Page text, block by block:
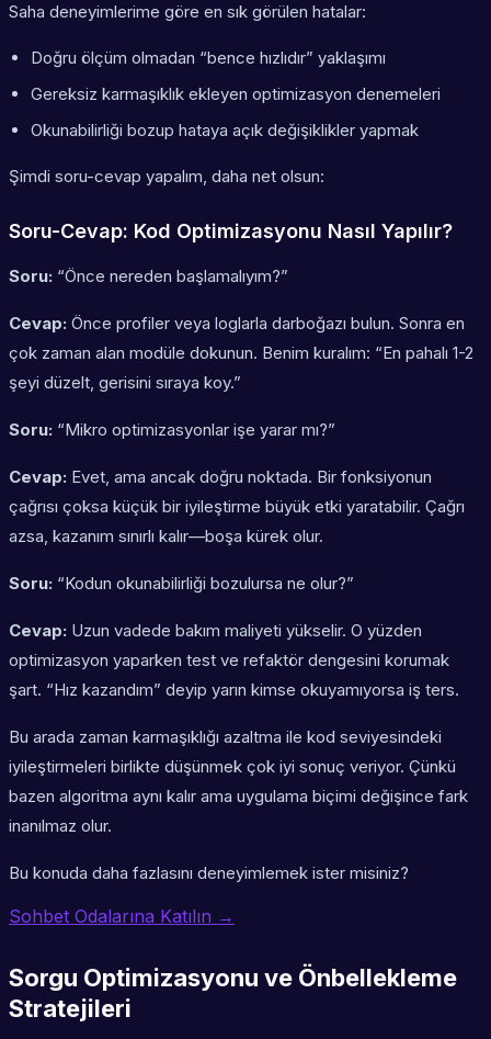
Saha deneyimlerime göre en sık görülen hatalar:
Doğru ölçüm olmadan “bence hızlıdır” yaklaşımı
Gereksiz karmaşıklık ekleyen optimizasyon denemeleri
Okunabilirliği bozup hataya açık değişiklikler yapmak
Şimdi soru-cevap yapalım, daha net olsun:
Soru-Cevap: Kod Optimizasyonu Nasıl Yapılır?
Soru: “Önce nereden başlamalıyım?”
Cevap: Önce profiler veya loglarla darboğazı bulun. Sonra en
çok zaman alan modüle dokunun. Benim kuralım: “En pahalı 1-2
şeyi düzelt, gerisini sıraya koy.”
Soru: “Mikro optimizasyonlar işe yarar mı?”
Cevap: Evet, ama ancak doğru noktada. Bir fonksiyonun
çağrısı çoksa küçük bir iyileştirme büyük etki yaratabilir. Çağrı
azsa, kazanım sınırlı kalır—boşa kürek olur.
Soru: “Kodun okunabilirliği bozulursa ne olur?”
Cevap: Uzun vadede bakım maliyeti yükselir. O yüzden
optimizasyon yaparken test ve refaktör dengesini korumak
şart. “Hız kazandım” deyip yarın kimse okuyamıyorsa iş ters.
Bu arada zaman karmaşıklığı azaltma ile kod seviyesindeki
iyileştirmeleri birlikte düşünmek çok iyi sonuç veriyor. Çünkü
bazen algoritma aynı kalır ama uygulama biçimi değişince fark
inanılmaz olur.
Bu konuda daha fazlasını deneyimlemek ister misiniz?
Sohbet Odalarına Katılın →
Sorgu Optimizasyonu ve Önbellekleme
Stratejileri